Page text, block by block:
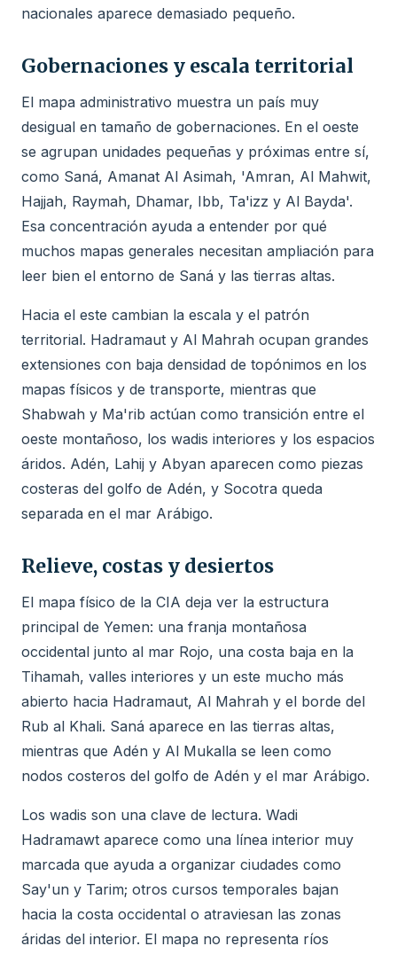
nacionales aparece demasiado pequeño.
Gobernaciones y escala territorial
El mapa administrativo muestra un país muy
desigual en tamaño de gobernaciones. En el oeste
se agrupan unidades pequeñas y próximas entre sí,
como Saná, Amanat Al Asimah, 'Amran, Al Mahwit,
Hajjah, Raymah, Dhamar, Ibb, Ta'izz y Al Bayda'.
Esa concentración ayuda a entender por qué
muchos mapas generales necesitan ampliación para
leer bien el entorno de Saná y las tierras altas.
Hacia el este cambian la escala y el patrón
territorial. Hadramaut y Al Mahrah ocupan grandes
extensiones con baja densidad de topónimos en los
mapas físicos y de transporte, mientras que
Shabwah y Ma'rib actúan como transición entre el
oeste montañoso, los wadis interiores y los espacios
áridos. Adén, Lahij y Abyan aparecen como piezas
costeras del golfo de Adén, y Socotra queda
separada en el mar Arábigo.
Relieve, costas y desiertos
El mapa físico de la CIA deja ver la estructura
principal de Yemen: una franja montañosa
occidental junto al mar Rojo, una costa baja en la
Tihamah, valles interiores y un este mucho más
abierto hacia Hadramaut, Al Mahrah y el borde del
Rub al Khali. Saná aparece en las tierras altas,
mientras que Adén y Al Mukalla se leen como
nodos costeros del golfo de Adén y el mar Arábigo.
Los wadis son una clave de lectura. Wadi
Hadramawt aparece como una línea interior muy
marcada que ayuda a organizar ciudades como
Say'un y Tarim; otros cursos temporales bajan
hacia la costa occidental o atraviesan las zonas
áridas del interior. El mapa no representa ríos